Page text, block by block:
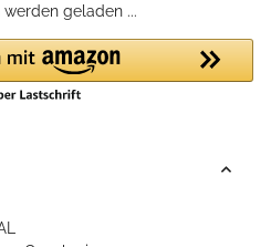
geladen ...